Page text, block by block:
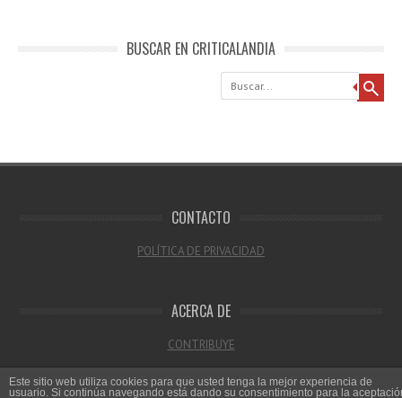
BUSCAR EN CRITICALANDIA
Buscar
CONTACTO
POLÍTICA DE PRIVACIDAD
ACERCA DE
CONTRIBUYE
Este sitio web utiliza cookies para que usted tenga la mejor experiencia de
usuario. Si continúa navegando está dando su consentimiento para la